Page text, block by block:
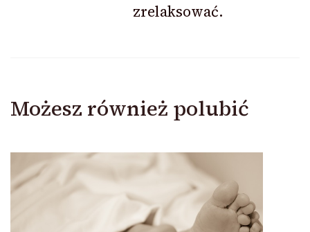
zrelaksować.
Możesz również polubić